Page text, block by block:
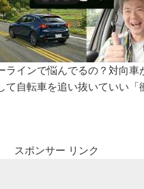
ラインで悩んでるの？対向車
て自転車を追い抜いていい「
スポンサー リンク